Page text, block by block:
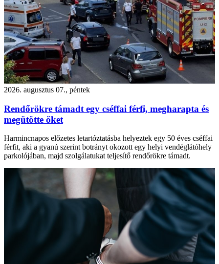
2026. augusztus 07., péntek
Rendőrökre támadt egy cséffai férfi, megharapta és
megütötte őket
Harmincnapos előzetes letartóztatásba helyeztek egy 50 éves cséffai
férfit, aki a gyanú szerint botrányt okozott egy helyi vendéglátóhely
parkolójában, majd szolgálatukat teljesítő rendőrökre támadt.